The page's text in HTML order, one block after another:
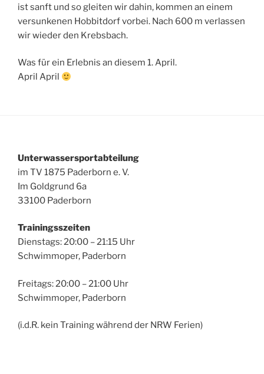
ist sanft und so gleiten wir dahin, kommen an einem
versunkenen Hobbitdorf vorbei. Nach 600 m verlassen
wir wieder den Krebsbach.
Was für ein Erlebnis an diesem 1. April.
April April
Unterwassersportabteilung
im TV 1875 Paderborn e. V.
Im Goldgrund 6a
33100 Paderborn
Trainingsszeiten
Dienstags: 20:00 – 21:15 Uhr
Schwimmoper, Paderborn
Freitags: 20:00 – 21:00 Uhr
Schwimmoper, Paderborn
(i.d.R. kein Training während der NRW Ferien)